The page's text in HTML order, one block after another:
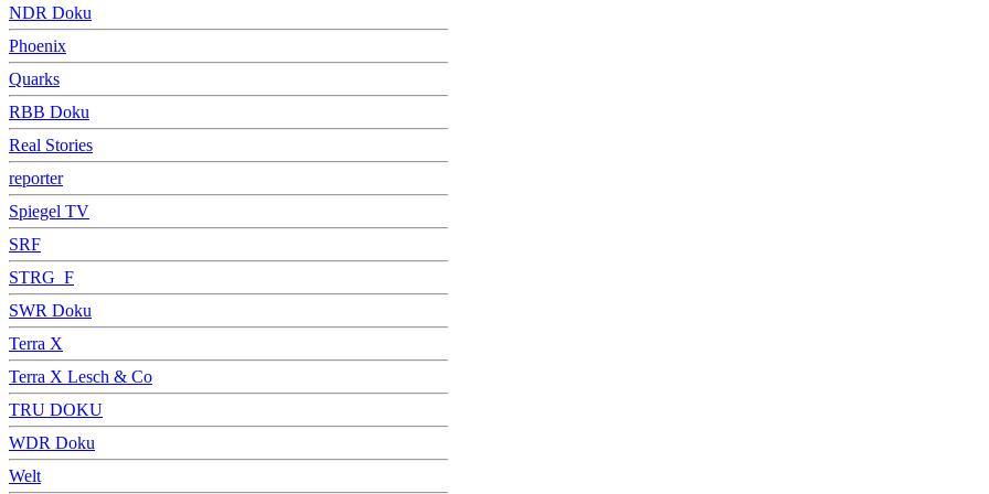
NDR Doku
Phoenix
Quarks
RBB Doku
Real Stories
reporter
Spiegel TV
SRF
STRG_F
SWR Doku
Terra X
Terra X Lesch & Co
TRU DOKU
WDR Doku
Welt